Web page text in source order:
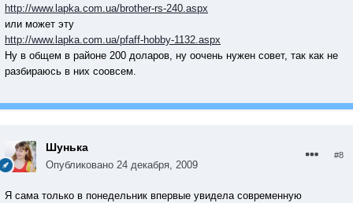
http://www.lapka.com.ua/brother-rs-240.aspx
или может эту
http://www.lapka.com.ua/pfaff-hobby-1132.aspx
Ну в общем в районе 200 доларов, ну оочень нужен совет, так как не
разбираюсь в них соовсем.
Шунька
Опубликовано 24 декабря, 2009
#8
Я сама только в понедельник впервые увидела современную